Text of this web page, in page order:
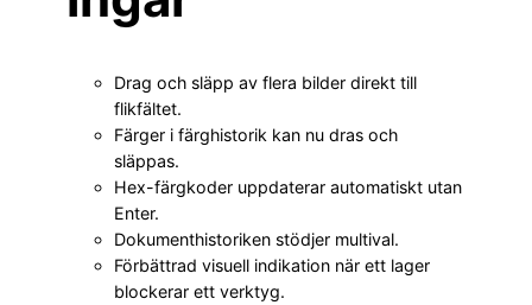
Drag och släpp av flera bilder direkt till
flikfältet.
Färger i färghistorik kan nu dras och
släppas.
Hex-färgkoder uppdaterar automatiskt utan
Enter.
Dokumenthistoriken stödjer multival.
Förbättrad visuell indikation när ett lager
blockerar ett verktyg.